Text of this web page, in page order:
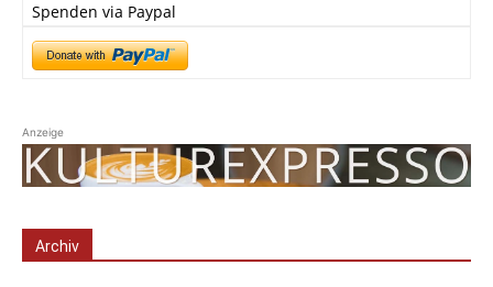
Spenden via Paypal
Anzeige
Archiv